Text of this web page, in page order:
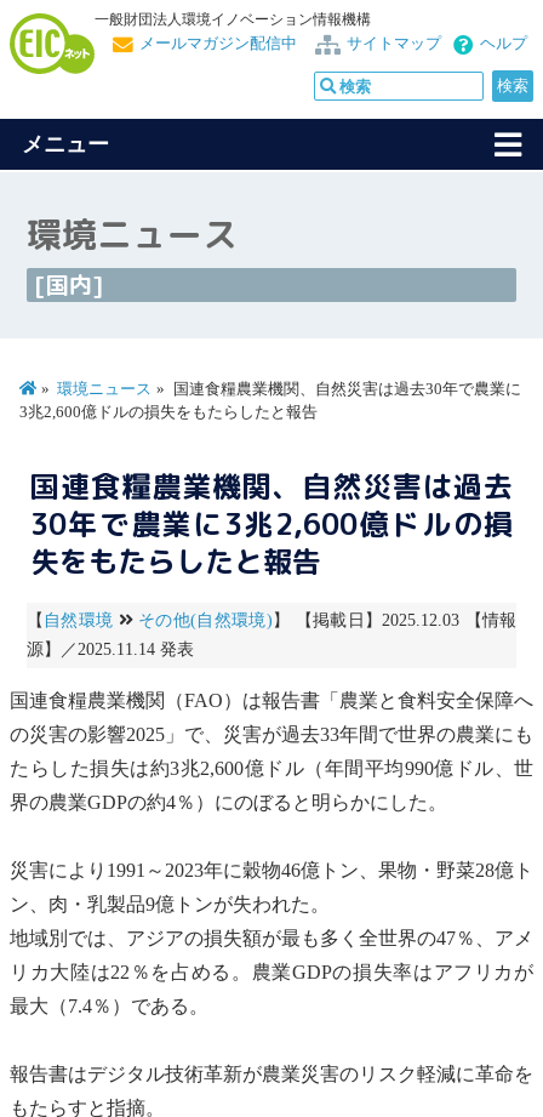
一般財団法人環境イノベーション情報機構
ヘルプ
サイトマップ
メールマガジン配信中
メニュー
環境ニュース
[国内]
環境ニュース
国連食糧農業機関、自然災害は過去30年で農業に
3兆2,600億ドルの損失をもたらしたと報告
国連食糧農業機関、自然災害は過去
30年で農業に3兆2,600億ドルの損
失をもたらしたと報告
【 自然環境 その他(自然環境) 】 【掲載日】2025.12.03 【情報
源】／2025.11.14 発表
国連食糧農業機関 （FAO）は報告書「農業と食料安全保障へ
の災害の影響2025」で、災害が過去33年間で世界の農業にも
たらした損失は約3兆2,600億ドル（年間平均990億ドル、世
界の農業GDPの約4％）にのぼると明らかにした。
災害により1991～2023年に穀物46億トン、果物・野菜28億ト
ン、肉・乳製品9億トンが失われた。
地域別では、アジアの損失額が最も多く全世界の47％、アメ
リカ大陸は22％を占める。農業GDPの損失率はアフリカが
最大（7.4％）である。
報告書はデジタル技術革新が農業災害のリスク軽減に革命を
もたらすと指摘。